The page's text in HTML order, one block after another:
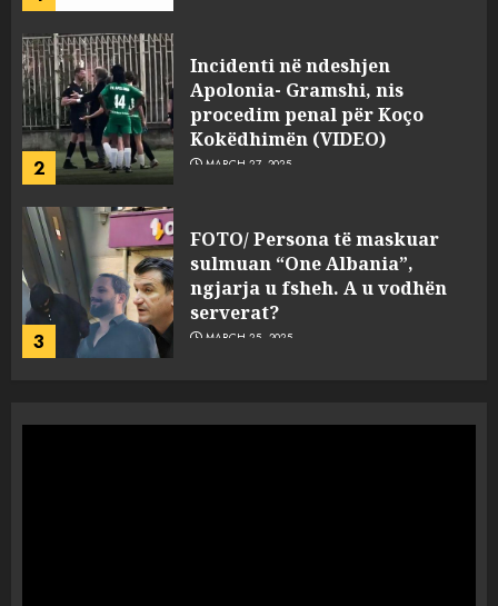
3
FOTO/ Persona të maskuar
sulmuan “One Albania”,
ngjarja u fsheh. A u vodhën
serverat?
MARCH 25, 2025
4
Prokuroria jep pretencën, ja
çfarë dënimi kërkon për
Mariela dhe Antonela
Berishën
MARCH 25, 2025